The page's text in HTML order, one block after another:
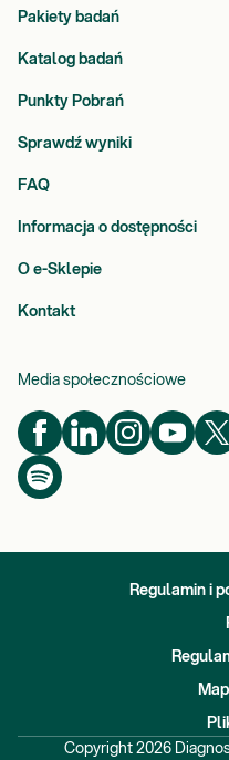
Pakiety badań
Katalog badań
Punkty Pobrań
Sprawdź wyniki
FAQ
Informacja o dostępności
O e-Sklepie
Kontakt
Media społecznościowe
Regulamin i
Copyright 2026